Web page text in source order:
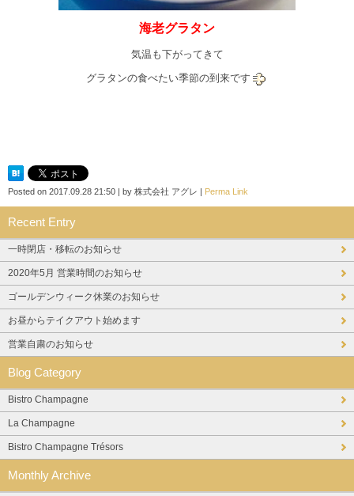
海老グラタン
気温も下がってきて
グラタンの食べたい季節の到来です
Posted on 2017.09.28 21:50 | by 株式会社 アグレ | Perma Link
Recent Entry
一時閉店・移転のお知らせ
2020年5月 営業時間のお知らせ
ゴールデンウィーク休業のお知らせ
お昼からテイクアウト始めます
営業自粛のお知らせ
Blog Category
Bistro Champagne
La Champagne
Bistro Champagne Trésors
Monthly Archive